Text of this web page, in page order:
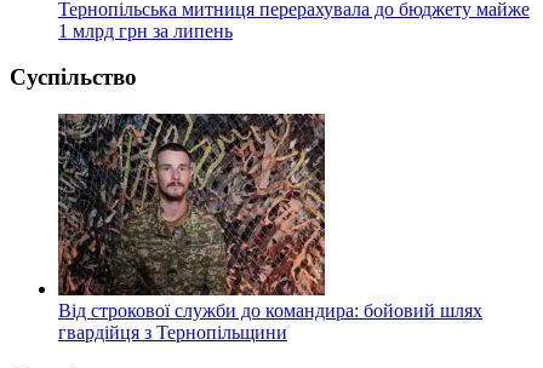
Тернопільська митниця перерахувала до бюджету майже
1 млрд грн за липень
Суспільство
Від строкової служби до командира: бойовий шлях
гвардійця з Тернопільщини